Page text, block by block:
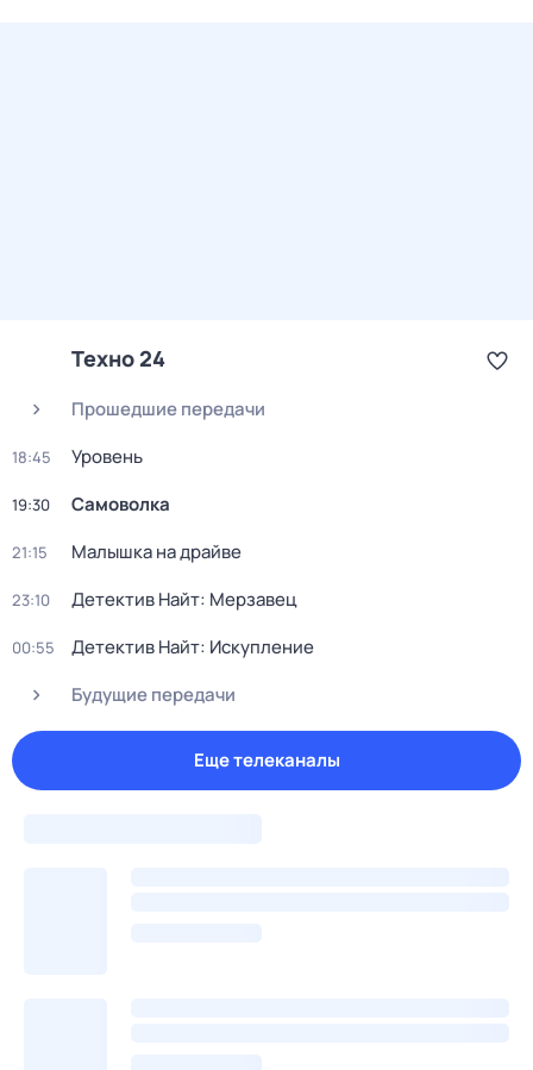
Техно 24
Прошедшие передачи
18:45 Уровень
19:30 Самоволка
21:15 Малышка на драйве
23:10 Детектив Найт: Мерзавец
00:55
Детектив Найт: Искупление
Будущие передачи
Еще телеканалы